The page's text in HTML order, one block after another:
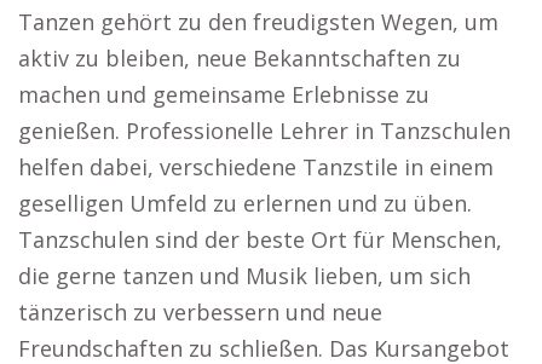
Tanzen gehört zu den freudigsten Wegen, um
aktiv zu bleiben, neue Bekanntschaften zu
machen und gemeinsame Erlebnisse zu
genießen. Professionelle Lehrer in Tanzschulen
helfen dabei, verschiedene Tanzstile in einem
geselligen Umfeld zu erlernen und zu üben.
Tanzschulen sind der beste Ort für Menschen,
die gerne tanzen und Musik lieben, um sich
tänzerisch zu verbessern und neue
Freundschaften zu schließen. Das Kursangebot